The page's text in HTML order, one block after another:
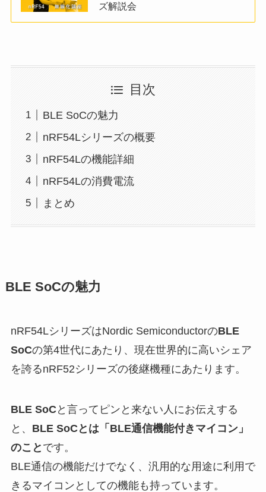
ズ解説会
目次
BLE SoCの魅力
nRF54Lシリーズの概要
nRF54Lの機能詳細
nRF54Lの消費電流
まとめ
BLE SoCの魅力
nRF54LシリーズはNordic SemiconductorのBLE
SoCの第4世代にあたり、現在世界的に高いシェア
を誇るnRF52シリーズの後継機種にあたります。
BLE SoCと言ってピンと来ない人にお伝えする
と、 BLE SoCとは「BLE通信機能付きマイコン」
のこと です。
BLE通信の機能だけでなく、汎用的な用途に利用で
きるマイコンとしての機能も持っています。